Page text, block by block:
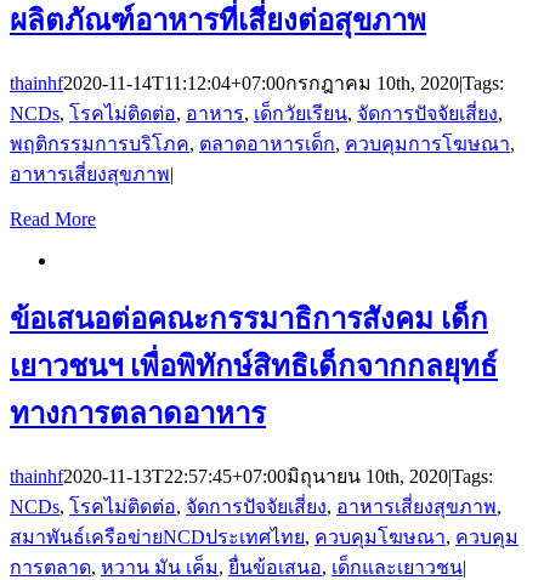
ผลิตภัณฑ์อาหารที่เสี่ยงต่อสุขภาพ
thainhf2020-11-14T11:12:04+07:00กรกฎาคม 10th, 2020|Tags:
NCDs, โรคไม่ติดต่อ, อาหาร, เด็กวัยเรียน, จัดการปัจจัยเสี่ยง,
พฤติกรรมการบริโภค, ตลาดอาหารเด็ก, ควบคุมการโฆษณา,
อาหารเสี่ยงสุขภาพ|
Read More
ข้อเสนอต่อคณะกรรมาธิการสังคม เด็ก
เยาวชนฯ เพื่อพิทักษ์สิทธิเด็กจากกลยุทธ์
ทางการตลาดอาหาร
thainhf2020-11-13T22:57:45+07:00มิถุนายน 10th, 2020|Tags:
NCDs, โรคไม่ติดต่อ, จัดการปัจจัยเสี่ยง, อาหารเสี่ยงสุขภาพ,
สมาพันธ์เครือข่ายNCDประเทศไทย, ควบคุมโฆษณา, ควบคุม
การตลาด, หวาน มัน เค็ม, ยื่นข้อเสนอ, เด็กและเยาวชน|